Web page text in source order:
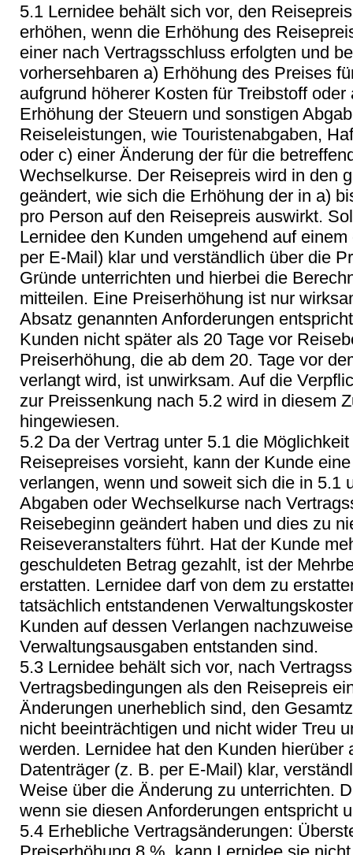
5.1 Lernidee behält sich vor, den
erhöhen, wenn die Erhöhung des
einer nach Vertragsschluss erfolgten und
vorhersehbaren a) Erhöhung des Preises
aufgrund höherer Kosten für Treibstoff
Erhöhung der Steuern und sonstigen
Reiseleistungen, wie Touristenabgaben,
oder c) einer Änderung der für die
Wechselkurse. Der Reisepreis wird in den
geändert, wie sich die Erhöhung der in a)
pro Person auf den Reisepreis auswirkt.
Lernidee den Kunden umgehend auf
per E-Mail) klar und verständlich über die
Gründe unterrichten und hierbei die
mitteilen. Eine Preiserhöhung ist nur
Absatz genannten Anforderungen
Kunden nicht später als 20 Tage vor
Preiserhöhung, die ab dem 20. Tage vor
verlangt wird, ist unwirksam. Auf die
zur Preissenkung nach 5.2 wird in diesem
hingewiesen.
5.2 Da der Vertrag unter 5.1 die
Reisepreises vorsieht, kann der Kunde
verlangen, wenn und soweit sich die in 5.1
Abgaben oder Wechselkurse nach
Reisebeginn geändert haben und dies zu
Reiseveranstalters führt. Hat der Kunde
geschuldeten Betrag gezahlt, ist der
erstatten. Lernidee darf von dem zu
tatsächlich entstandenen
Kunden auf dessen Verlangen
Verwaltungsausgaben entstanden sind.
5.3 Lernidee behält sich vor, nach
Vertragsbedingungen als den Reisepreis
Änderungen unerheblich sind, den
nicht beeinträchtigen und nicht wider Treu
werden. Lernidee hat den Kunden hierüber
Datenträger (z. B. per E-Mail) klar,
Weise über die Änderung zu unterrichten.
wenn sie diesen Anforderungen entspricht
5.4 Erhebliche Vertragsänderungen: